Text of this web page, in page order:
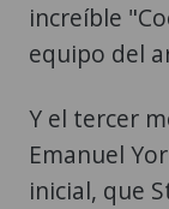
increíble
equipo del
Y el tercer
Emanuel
inicial, que